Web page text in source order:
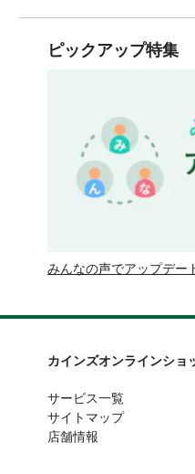
ピックアップ特集
みんなの声でアップデー
カインズオンラインショ
サービス一覧
サイトマップ
店舗情報